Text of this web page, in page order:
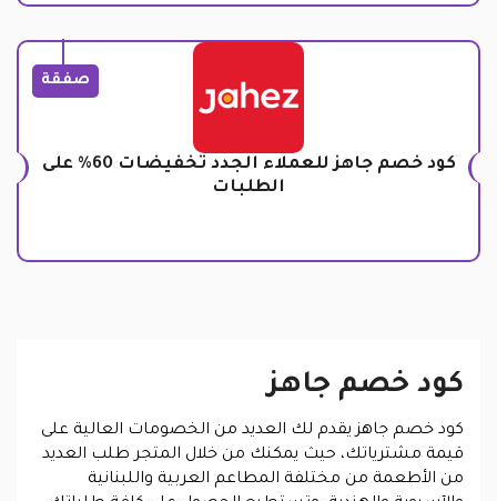
صفقة
كود خصم جاهز للعملاء الجدد تخفيضات 60% على
الطلبات
كود خصم جاهز
كود خصم جاهز يقدم لك العديد من الخصومات العالية على
قيمة مشترياتك، حيث يمكنك من خلال المتجر طلب العديد
من الأطعمة من مختلفة المطاعم العربية واللبنانية